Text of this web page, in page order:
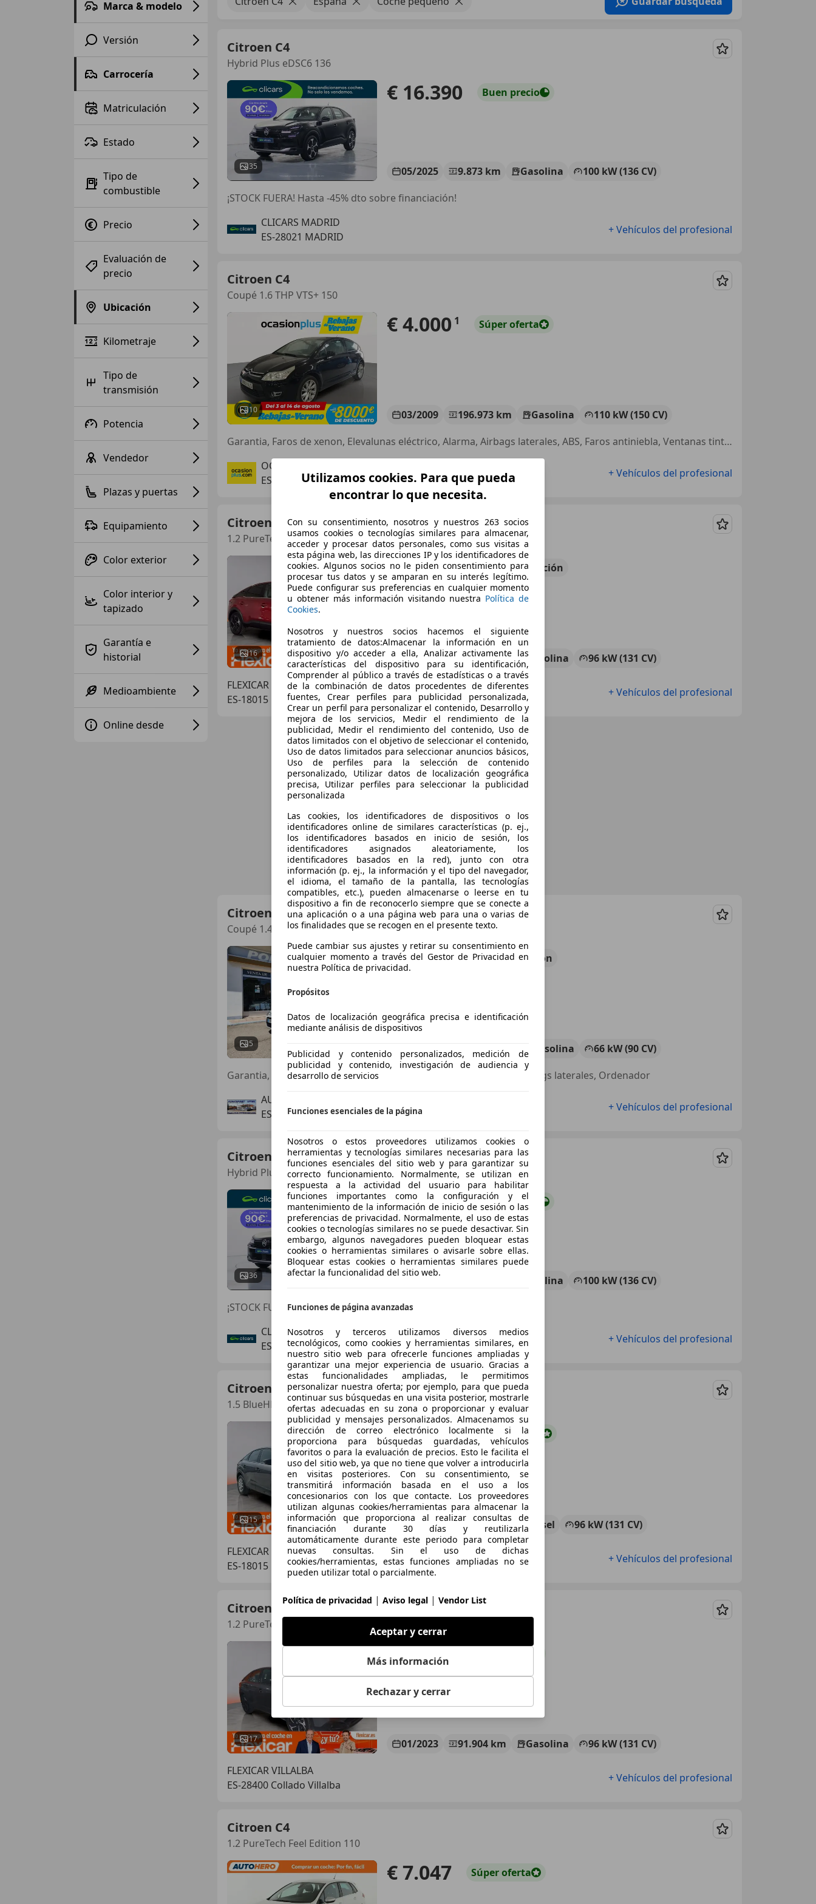
Marca & modelo
Versión
Carrocería
Matriculación
Estado
Tipo de
combustible
Precio
Evaluación de
precio
Ubicación
Kilometraje
Tipo de
transmisión
Potencia
Vendedor
Plazas y puertas
Equipamiento
Color exterior
Color interior y
tapizado
Garantía e
historial
Medioambiente
Online desde
Citroen C4
Hybrid Plus eDSC6 136
Guardar
35
€ 16.390 Buen precio
05/2025 9.873 km Gasolina
100 kW (136 CV)
¡STOCK FUERA! Hasta -45% dto sobre financiación!
CLICARS MADRID
ES-28021 MADRID
+ Vehículos del profesional
Citroen C4
Coupé 1.6 THP VTS+ 150
Guardar
10
€ 4.000 1 Súperoferta
03/2009 196.973 km Gasolina
110 kW (150 CV)
Garantia, Faros de xenon, Elevalunas eléctrico, Alarma, Airbags laterales, ABS, Faros antiniebla, Ventanas tintadas
OCASIONPLUS IGUALADA
ES-08700 Igualada
+ Vehículos del profesional
Citroen C4
1.2 PureTech Feel S&S 130
Guardar
16
€ 10.490 Sincomparación
06/2021 69.383 km Gasolina
96 kW (131 CV)
FLEXICAR GRANADA- - Chana
ES-18015 Granada
+ Vehículos del profesional
Citroen C4
Coupé 1.4i Cool
Guardar
5
€ 5.700 Sincomparación
01/2010 160.000 km Gasolina
66 kW (90 CV)
Garantia, Climatizador automático, ABS, MP3, Faros antiniebla, Airbags laterales, Ordenador
AUTOMOVILES PONZSPORT UTIEL
ES-46300 UTIEL
+ Vehículos del profesional
Citroen C4
Hybrid Plus eDSC6 136
Guardar
36
€ 16.790 Buen precio
Gasolina
100 kW (136 CV)
¡STOCK FUERA! Hasta -45% dto sobre financiación!
CLICARS MADRID
ES-28021 MADRID
+ Vehículos del profesional
Citroen C4
1.5 BlueHDI S&S Feel Pack EAT8 130
Guardar
15
€ 12.470 Súper oferta
01/2022 75.591 km Diésel
96 kW (131 CV)
FLEXICAR GRANADA- - Chana
ES-18015 Granada
+ Vehículos del profesional
Citroen C4
1.2 PureTech Feel Pack S&S 130
Guardar
17
€ 9.990
01/2023 91.904 km Gasolina
96 kW (131 CV)
FLEXICAR VILLALBA
ES-28400 Collado Villalba
+ Vehículos del profesional
Citroen C4
1.2 PureTech Feel Edition 110
Guardar
€ 7.047 Súperoferta
Utilizamos cookies. Para que pueda
encontrar lo que necesita.
Con su consentimiento, nosotros y nuestros 263 socios
usamos cookies o tecnologías similares para almacenar,
acceder y procesar datos personales, como sus visitas a
esta página web, las direcciones IP y los identificadores de
cookies. Algunos socios no le piden consentimiento para
procesar tus datos y se amparan en su interés legítimo.
Puede configurar sus preferencias en cualquier momento
u obtener más información visitando nuestra Política de
Cookies.
Nosotros y nuestros socios hacemos el siguiente
tratamiento de datos:Almacenar la información en un
dispositivo y/o acceder a ella, Analizar activamente las
características del dispositivo para su identificación,
Comprender al público a través de estadísticas o a través
de la combinación de datos procedentes de diferentes
fuentes, Crear perfiles para publicidad personalizada,
Crear un perfil para personalizar el contenido, Desarrollo y
mejora de los servicios, Medir el rendimiento de la
publicidad, Medir el rendimiento del contenido, Uso de
datos limitados con el objetivo de seleccionar el contenido,
Uso de datos limitados para seleccionar anuncios básicos,
Uso de perfiles para la selección de contenido
personalizado, Utilizar datos de localización geográfica
precisa, Utilizar perfiles para seleccionar la publicidad
personalizada
Las cookies, los identificadores de dispositivos o los
identificadores online de similares características (p. ej.,
los identificadores basados en inicio de sesión, los
identificadores asignados aleatoriamente, los
identificadores basados en la red), junto con otra
información (p. ej., la información y el tipo del navegador,
el idioma, el tamaño de la pantalla, las tecnologías
compatibles, etc.), pueden almacenarse o leerse en tu
dispositivo a fin de reconocerlo siempre que se conecte a
una aplicación o a una página web para una o varias de
los finalidades que se recogen en el presente texto.
Puede cambiar sus ajustes y retirar su consentimiento en
cualquier momento a través del Gestor de Privacidad en
nuestra Política de privacidad.
Propósitos
Datos de localización geográfica precisa e identificación
mediante análisis de dispositivos
Publicidad y contenido personalizados, medición de
publicidad y contenido, investigación de audiencia y
desarrollo de servicios
Funciones esenciales de la página
Nosotros o estos proveedores utilizamos cookies o
herramientas y tecnologías similares necesarias para las
funciones esenciales del sitio web y para garantizar su
correcto funcionamiento. Normalmente, se utilizan en
respuesta a la actividad del usuario para habilitar
funciones importantes como la configuración y el
mantenimiento de la información de inicio de sesión o las
preferencias de privacidad. Normalmente, el uso de estas
cookies o tecnologías similares no se puede desactivar. Sin
embargo, algunos navegadores pueden bloquear estas
cookies o herramientas similares o avisarle sobre ellas.
Bloquear estas cookies o herramientas similares puede
afectar la funcionalidad del sitio web.
Funciones de página avanzadas
Nosotros y terceros utilizamos diversos medios
tecnológicos, como cookies y herramientas similares, en
nuestro sitio web para ofrecerle funciones ampliadas y
garantizar una mejor experiencia de usuario. Gracias a
estas funcionalidades ampliadas, le permitimos
personalizar nuestra oferta; por ejemplo, para que pueda
continuar sus búsquedas en una visita posterior, mostrarle
ofertas adecuadas en su zona o proporcionar y evaluar
publicidad y mensajes personalizados. Almacenamos su
dirección de correo electrónico localmente si la
proporciona para búsquedas guardadas, vehículos
favoritos o para la evaluación de precios. Esto le facilita el
uso del sitio web, ya que no tiene que volver a introducirla
en visitas posteriores. Con su consentimiento, se
transmitirá información basada en el uso a los
concesionarios con los que contacte. Los proveedores
utilizan algunas cookies/herramientas para almacenar la
información que proporciona al realizar consultas de
financiación durante 30 días y reutilizarla
automáticamente durante este periodo para completar
nuevas consultas. Sin el uso de dichas
cookies/herramientas, estas funciones ampliadas no se
pueden utilizar total o parcialmente.
Política de privacidad | Aviso legal | Vendor List
Aceptar y cerrar
Más información
Rechazar y cerrar